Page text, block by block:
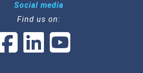
Social media
Find us on: